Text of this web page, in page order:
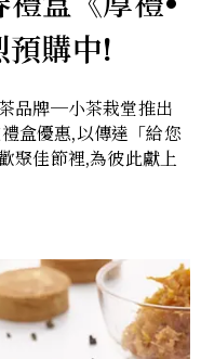
預購中!
品牌─小茶栽堂推出
盒優惠,以傳達「給您
聚佳節裡,為彼此獻上